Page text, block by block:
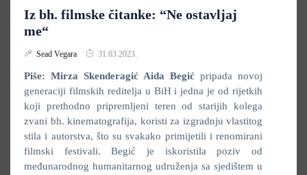
Iz bh. filmske čitanke: “Ne ostavljaj
me“
Sead Vegara 31.03.2023.
Piše: Mirza Skenderagić Aida Begić pripada novoj
generaciji filmskih reditelja u BiH i jedna je od rijetkih
koji prethodno pripremljeni teren od starijih kolega
zvani bh. kinematografija, koristi za izgradnju vlastitog
stila i autorstva, što su svakako primijetili i renomirani
filmski festivali. Begić je iskoristila poziv od
međunarodnog humanitarnog udruženja sa sjedištem u